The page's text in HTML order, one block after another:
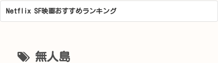
Netflix SF映画おすすめランキング
無人島